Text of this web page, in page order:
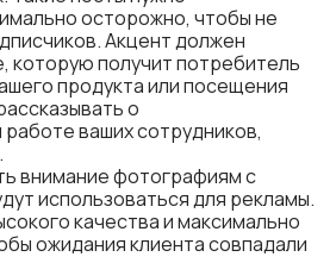
осторожно, чтобы не
Акцент должен
которую получит потребитель
продукта или посещения
о
ваших сотрудников,
внимание фотографиям с
использоваться для рекламы.
качества и максимально
ожидания клиента совпадали